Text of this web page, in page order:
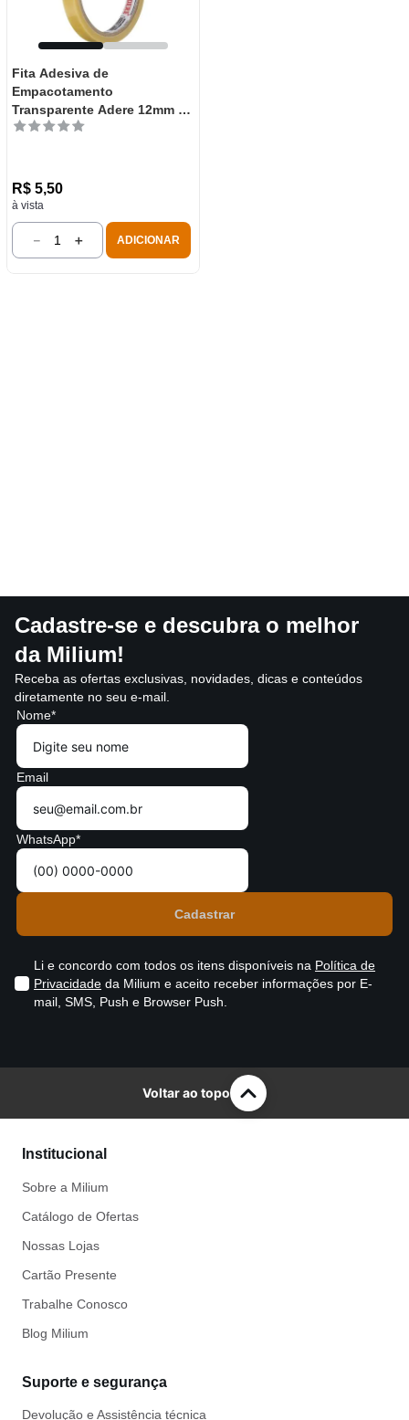
Fita Adesiva de
Empacotamento
Transparente Adere 12mm x
40m
R$ 5,50
à vista
＋
－ ADICIONAR
Cadastre-se e descubra o melhor
da Milium!
Receba as ofertas exclusivas, novidades, dicas e conteúdos
diretamente no seu e-mail.
Nome*
Email
WhatsApp*
Li e concordo com todos os itens disponíveis na Política de
Privacidade da Milium e aceito receber informações por E-
mail, SMS, Push e Browser Push.
Voltar ao topo
Institucional
Sobre a Milium
Catálogo de Ofertas
Nossas Lojas
Cartão Presente
Trabalhe Conosco
Blog Milium
Suporte e segurança
Devolução e Assistência técnica